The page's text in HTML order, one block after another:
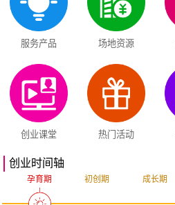
服务产品 场地资源
创业课堂 热门活动
创业时间轴
孕育期 初创期 成长期